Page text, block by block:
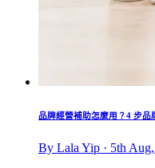
品牌經營補助怎麼用？4 步
By Lala Yip · 5th